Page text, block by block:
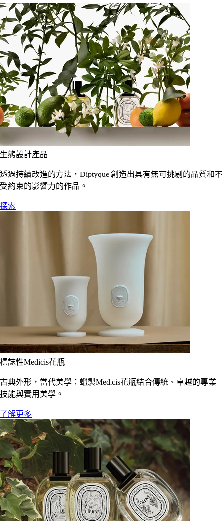
生態設計產品
透過持續改進的方法，Diptyque 創造出具有無可挑剔的品質和不
受約束的影響力的作品。
探索
標誌性Medicis花瓶
古典外形，當代美學：蠟製Medicis花瓶結合傳統、卓越的專業
技能與實用美學。
了解更多